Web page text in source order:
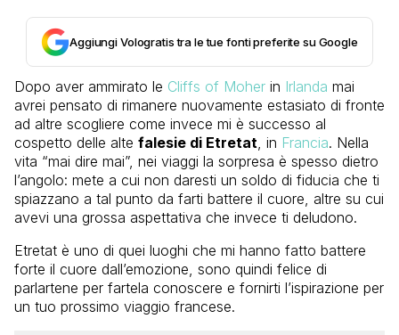
Aggiungi Vologratis tra le tue fonti preferite su Google
Dopo aver ammirato le Cliffs of Moher in Irlanda mai
avrei pensato di rimanere nuovamente estasiato di fronte
ad altre scogliere come invece mi è successo al
cospetto delle alte falesie di Etretat , in Francia. Nella
vita “mai dire mai”, nei viaggi la sorpresa è spesso dietro
l’angolo: mete a cui non daresti un soldo di fiducia che ti
spiazzano a tal punto da farti battere il cuore, altre su cui
avevi una grossa aspettativa che invece ti deludono.
Etretat è uno di quei luoghi che mi hanno fatto battere
forte il cuore dall’emozione, sono quindi felice di
parlartene per fartela conoscere e fornirti l’ispirazione per
un tuo prossimo viaggio francese.